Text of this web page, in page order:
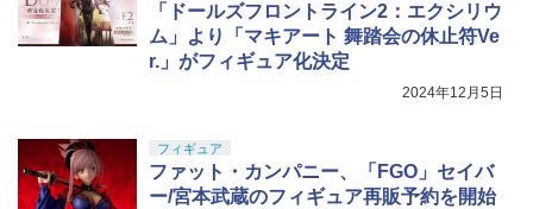
「ドールズフロントライン2：エクシリウ
ム」より「マキアート 舞踏会の休止符Ve
r.」がフィギュア化決定
2024年12月5日
フィギュア
ファット・カンパニー、「FGO」セイバ
ー/宮本武蔵のフィギュア再販予約を開始